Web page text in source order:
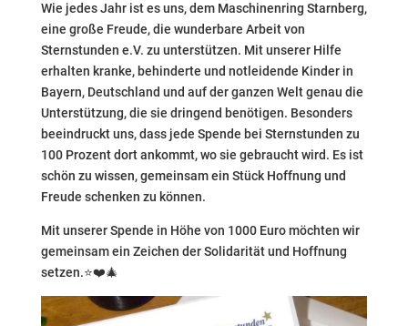
Wie jedes Jahr ist es uns, dem Maschinenring Starnberg,
eine große Freude, die wunderbare Arbeit von
Sternstunden e.V. zu unterstützen. Mit unserer Hilfe
erhalten kranke, behinderte und notleidende Kinder in
Bayern, Deutschland und auf der ganzen Welt genau die
Unterstützung, die sie dringend benötigen. Besonders
beeindruckt uns, dass jede Spende bei Sternstunden zu
100 Prozent dort ankommt, wo sie gebraucht wird. Es ist
schön zu wissen, gemeinsam ein Stück Hoffnung und
Freude schenken zu können.
Mit unserer Spende in Höhe von 1000 Euro möchten wir
gemeinsam ein Zeichen der Solidarität und Hoffnung
setzen.⭐❤️🎄